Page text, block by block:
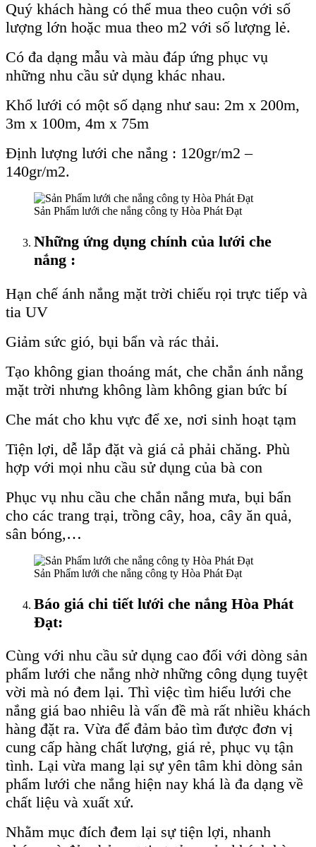
Quý khách hàng có thể mua theo cuộn với số
lượng lớn hoặc mua theo m2 với số lượng lẻ.
Có đa dạng mẫu và màu đáp ứng phục vụ
những nhu cầu sử dụng khác nhau.
Khổ lưới có một số dạng như sau: 2m x 200m,
3m x 100m, 4m x 75m
Định lượng lưới che nắng : 120gr/m2 –
140gr/m2.
Sản Phẩm lưới che nắng công ty Hòa Phát Đạt
Những ứng dụng chính của lưới che
nắng :
Hạn chế ánh nắng mặt trời chiếu rọi trực tiếp và
tia UV
Giảm sức gió, bụi bẩn và rác thải.
Tạo không gian thoáng mát, che chắn ánh nắng
mặt trời nhưng không làm không gian bức bí
Che mát cho khu vực để xe, nơi sinh hoạt tạm
Tiện lợi, dễ lắp đặt và giá cả phải chăng. Phù
hợp với mọi nhu cầu sử dụng của bà con
Phục vụ nhu cầu che chắn nắng mưa, bụi bẩn
cho các trang trại, trồng cây, hoa, cây ăn quả,
sân bóng,…
Sản Phẩm lưới che nắng công ty Hòa Phát Đạt
Báo giá chi tiết lưới che nắng Hòa Phát
Đạt:
Cùng với nhu cầu sử dụng cao đối với dòng sản
phẩm lưới che nắng nhờ những công dụng tuyệt
vời mà nó đem lại. Thì việc tìm hiểu lưới che
nắng giá bao nhiêu là vấn đề mà rất nhiều khách
hàng đặt ra. Vừa để đảm bảo tìm được đơn vị
cung cấp hàng chất lượng, giá rẻ, phục vụ tận
tình. Lại vừa mang lại sự yên tâm khi dòng sản
phẩm lưới che nắng hiện nay khá là đa dạng về
chất liệu và xuất xứ.
Nhằm mục đích đem lại sự tiện lợi, nhanh